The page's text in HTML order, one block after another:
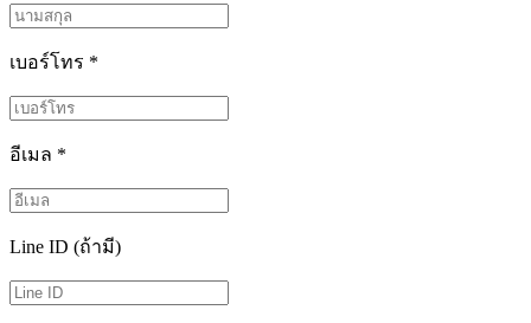
เบอร์โทร *
อีเมล *
Line ID (ถ้ามี)